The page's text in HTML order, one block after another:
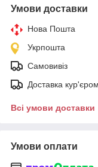
Умови доставки
Нова Пошта
Укрпошта
Самовивіз
Доставка кур'єром
Всі умови доставки
Умови оплати